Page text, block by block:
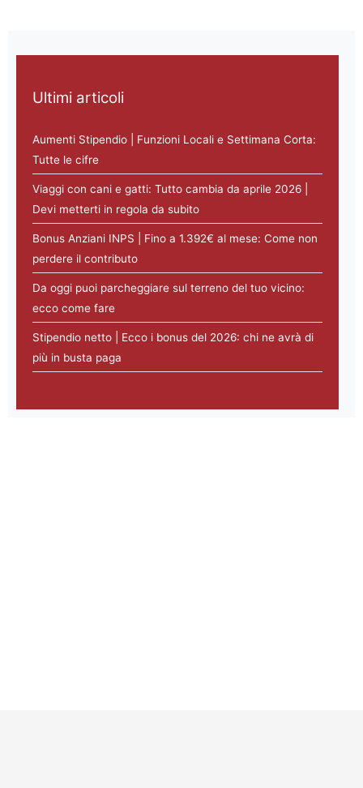
Ultimi articoli
Aumenti Stipendio | Funzioni Locali e Settimana Corta:
Tutte le cifre
Viaggi con cani e gatti: Tutto cambia da aprile 2026 |
Devi metterti in regola da subito
Bonus Anziani INPS | Fino a 1.392€ al mese: Come non
perdere il contributo
Da oggi puoi parcheggiare sul terreno del tuo vicino:
ecco come fare
Stipendio netto | Ecco i bonus del 2026: chi ne avrà di
più in busta paga